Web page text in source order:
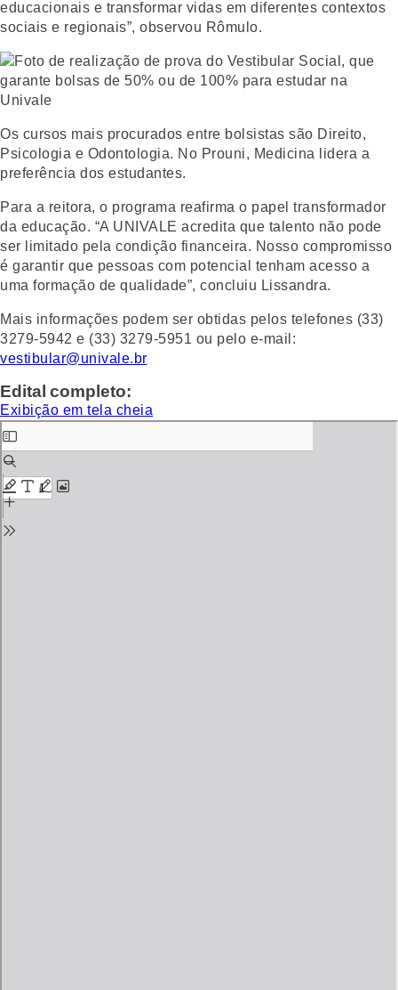
educacionais e transformar vidas em diferentes contextos
sociais e regionais”, observou Rômulo.
Os cursos mais procurados entre bolsistas são Direito,
Psicologia e Odontologia. No Prouni, Medicina lidera a
preferência dos estudantes.
Para a reitora, o programa reafirma o papel transformador
da educação. “A UNIVALE acredita que talento não pode
ser limitado pela condição financeira. Nosso compromisso
é garantir que pessoas com potencial tenham acesso a
uma formação de qualidade”, concluiu Lissandra.
Mais informações podem ser obtidas pelos telefones (33)
3279-5942 e (33) 3279-5951 ou pelo e-mail:
vestibular@univale.br
Edital completo:
Exibição em tela cheia
Skip
to
PDF
content